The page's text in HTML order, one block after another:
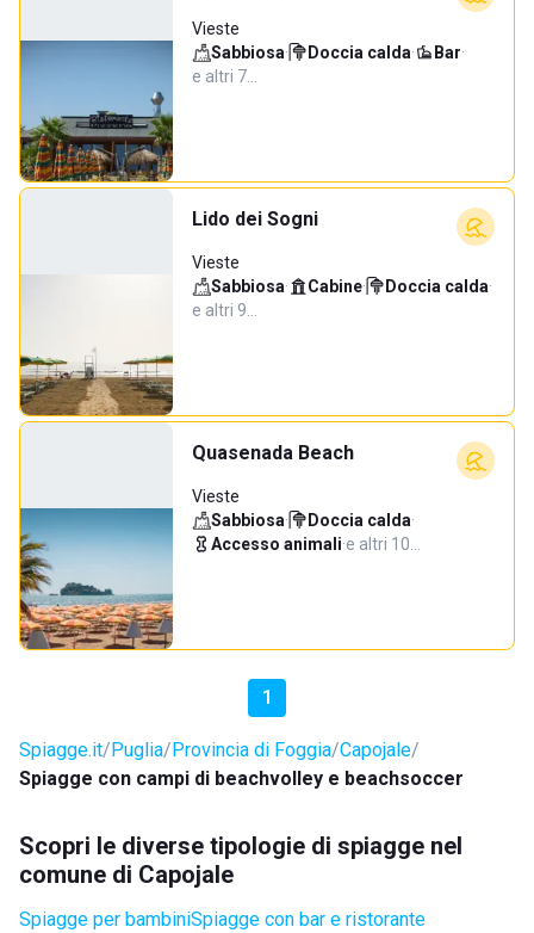
Vieste
Sabbiosa· Doccia calda· Bar·
e altri 7…
Lido dei Sogni
Vieste
Sabbiosa· Cabine· Doccia calda·
e altri 9…
Quasenada Beach
Vieste
Sabbiosa· Doccia calda·
Accesso animali·e altri 10…
1
Spiagge.it Puglia Provincia di Foggia Capojale
Spiagge con campi di beachvolley e beachsoccer
Scopri le diverse tipologie di spiagge nel
comune di Capojale
Spiagge per bambiniSpiagge con bar e ristorante